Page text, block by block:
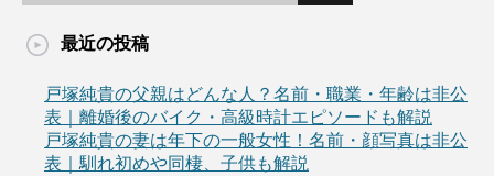
最近の投稿
戸塚純貴の父親はどんな人？名前・職業・年齢は非公
表｜離婚後のバイク・高級時計エピソードも解説
戸塚純貴の妻は年下の一般女性！名前・顔写真は非公
表｜馴れ初めや同棲、子供も解説